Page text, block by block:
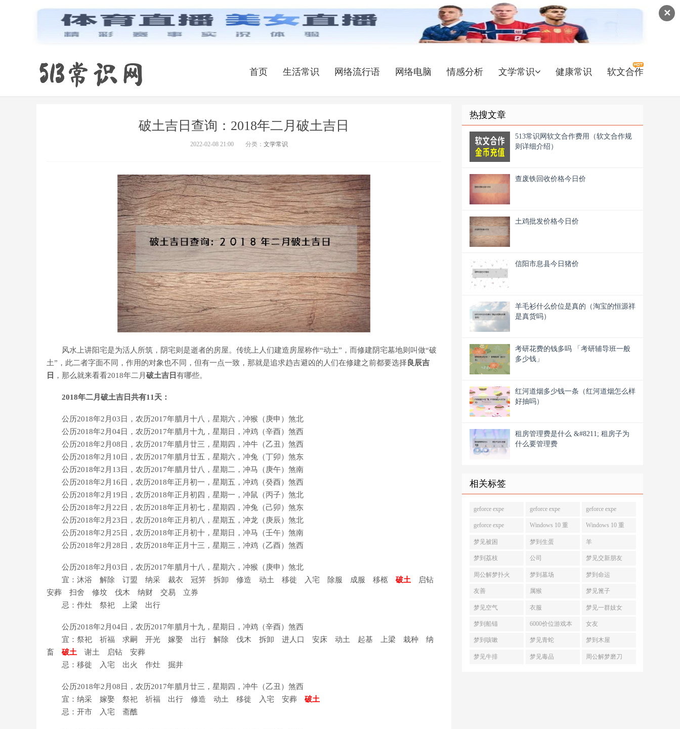
✕
首页 生活常识 网络流行语 网络电脑 情感分析 文学常识 健康常识 软文合作
破土吉日查询：2018年二月破土吉日
2022-02-08 21:00 分类： 文学常识
风水上讲阳宅是为活人所筑，阴宅则是逝者的房屋。传统上人们建造房屋称作“动土”，而修建阴宅墓地则叫做“破
土”，此二者字面不同，作用的对象也不同，但有一点一致，那就是追求趋吉避凶的人们在修建之前都要选择 良辰吉
日 ，那么就来看看2018年二月 破土吉日有哪些。
2018年二月破土吉日共有11天：
公历2018年2月03日，农历2017年腊月十八，星期六，冲猴（庚申）煞北
公历2018年2月04日，农历2017年腊月十九，星期日，冲鸡（辛酉）煞西
公历2018年2月08日，农历2017年腊月廿三，星期四，冲牛（乙丑）煞西
公历2018年2月10日，农历2017年腊月廿五，星期六，冲兔（丁卯）煞东
公历2018年2月13日，农历2017年腊月廿八，星期二，冲马（庚午）煞南
公历2018年2月16日，农历2018年正月初一，星期五，冲鸡（癸酉）煞西
公历2018年2月19日，农历2018年正月初四，星期一，冲鼠（丙子）煞北
公历2018年2月22日，农历2018年正月初七，星期四，冲兔（己卯）煞东
公历2018年2月23日，农历2018年正月初八，星期五，冲龙（庚辰）煞北
公历2018年2月25日，农历2018年正月初十，星期日，冲马（壬午）煞南
公历2018年2月28日，农历2018年正月十三，星期三，冲鸡（乙酉）煞西
公历2018年2月03日，农历2017年腊月十八，星期六，冲猴（庚申）煞北
宜：沐浴 解除 订盟 纳采 裁衣 冠笄 拆卸 修造 动土 移徙 入宅 除服 成服 移柩 破土 启钻
安葬 扫舍 修坟 伐木 纳财 交易 立券
忌：作灶 祭祀 上梁 出行
公历2018年2月04日，农历2017年腊月十九，星期日，冲鸡（辛酉）煞西
宜：祭祀 祈福 求嗣 开光 嫁娶 出行 解除 伐木 拆卸 进人口 安床 动土 起基 上梁 栽种 纳
畜 破土 谢土 启钻 安葬
忌：移徙 入宅 出火 作灶 掘井
公历2018年2月08日，农历2017年腊月廿三，星期四，冲牛（乙丑）煞西
宜：纳采 嫁娶 祭祀 祈福 出行 修造 动土 移徙 入宅 安葬 破土
忌：开市 入宅 斋醮
热搜文章
513常识网软文合作费用（软文合作规
则详细介绍）
查废铁回收价格今日价
土鸡批发价格今日价
信阳市息县今日猪价
羊毛衫什么价位是真的（淘宝的恒源祥
是真货吗）
考研花费的钱多吗 「考研辅导班一般
多少钱」
红河道烟多少钱一条（红河道烟怎么样
好抽吗）
租房管理费是什么 &#8211; 租房子为
什么要管理费
相关标签
geforce expe geforce expe geforce expe
geforce expe Windows 10 重 Windows 10 重
梦见被困 梦到生蛋 羊
梦到荔枝 公司 梦见交新朋友
周公解梦扑火 梦到墓场 梦到命运
友善 属猴 梦见篦子
梦见空气 衣服 梦见一群妓女
梦到船锚 6000价位游戏本 女友
梦到咳嗽 梦见青蛇 梦到木屋
梦见牛排 梦见毒品 周公解梦磨刀